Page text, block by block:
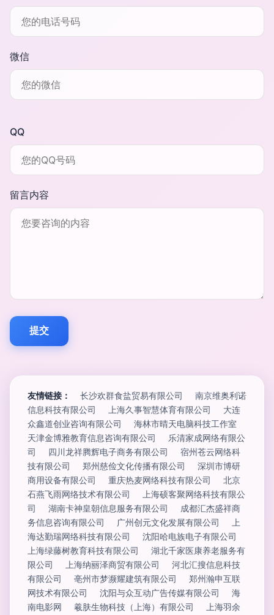
微信
QQ
留言内容
友情链接： 长沙欢群食盐贸易有限公司
南京维奥利诺
信息科技有限公司
上海久事智慧体育有限公司
大连
众鑫道创业咨询有限公司
海林市晴天电脑科技工作室
天津金博雅教育信息咨询有限公司
乐清家成网络有限公
司
四川龙祥腾辉电子商务有限公司
宿州苍云网络科
技有限公司
郑州慈俭文化传播有限公司
深圳市博研
商用设备有限公司
重庆热麦网络科技有限公司
北京
石燕飞雨网络技术有限公司
上海硕客聚网络科技有限公
司
湖南卡神皇朝信息服务有限公司
成都汇杰盛祥商
务信息咨询有限公司
广州创元文化发展有限公司
上
海达勤瑞网络科技有限公司
沈阳哈电族电子有限公司
上海绿藤树教育科技有限公司
湖北千家医康养老服务有
限公司
上海纳丽泽商贸有限公司
河北汇搜信息科技
有限公司
亳州市梦濒耀建筑有限公司
郑州瀚申互联
网技术有限公司
沈阳与众互动广告传媒有限公司
海
南电影网
羲肤生物科技（上海）有限公司
上海羽余